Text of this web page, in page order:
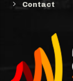
Contact